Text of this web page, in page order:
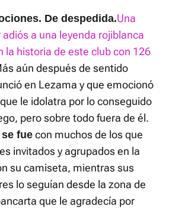
De despedida.Una
a una leyenda rojiblanca
la historia de este club con 126
aún después de sentido
en Lezama y que emocionó
le idolatra por lo conseguido
pero sobre todo fuera de él.
fue con muchos de los que
invitados y agrupados en la
su camiseta, mientras sus
lo seguían desde la zona de
que le agradecía por